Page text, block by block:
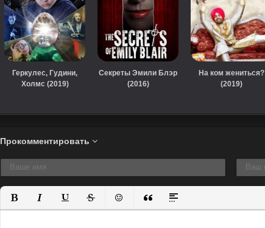
Геркулес, Гудини,
Холмс (2019)
Секреты Эмили Блэр
(2016)
На ком жениться?
(2019)
Прокомментировать
Полужирный
КурсивПодчеркнутый
ЗачеркнутыйВставить смайлик
Вставка цитаты
Вставка спойлера